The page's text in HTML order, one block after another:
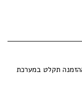
תקלט במערכת